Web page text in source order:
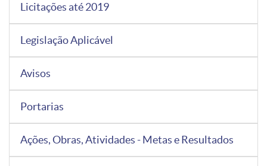
Licitações até 2019
Legislação Aplicável
Avisos
Portarias
Ações, Obras, Atividades - Metas e Resultados